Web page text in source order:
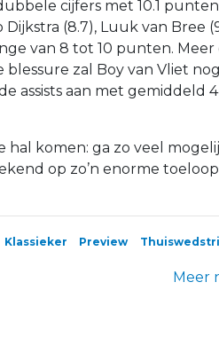
cijfers met 10.1
(8.7), Luuk van Bree
van 8 tot 10 punten. Meer
zal Boy van Vliet
assists aan met gemiddeld
hal komen: ga zo veel
op zo’n enorme
Klassieker Preview
Meer